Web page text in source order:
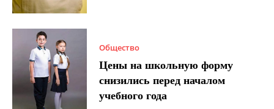
Общество
Цены на школьную форму
снизились перед началом
учебного года